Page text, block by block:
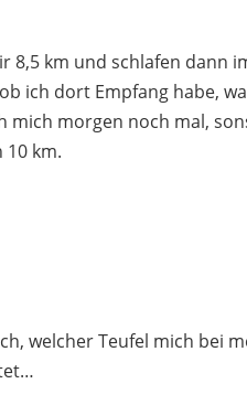
8,5 km und schlafen dann
ich dort Empfang habe,
mich morgen noch mal,
km.
welcher Teufel mich bei